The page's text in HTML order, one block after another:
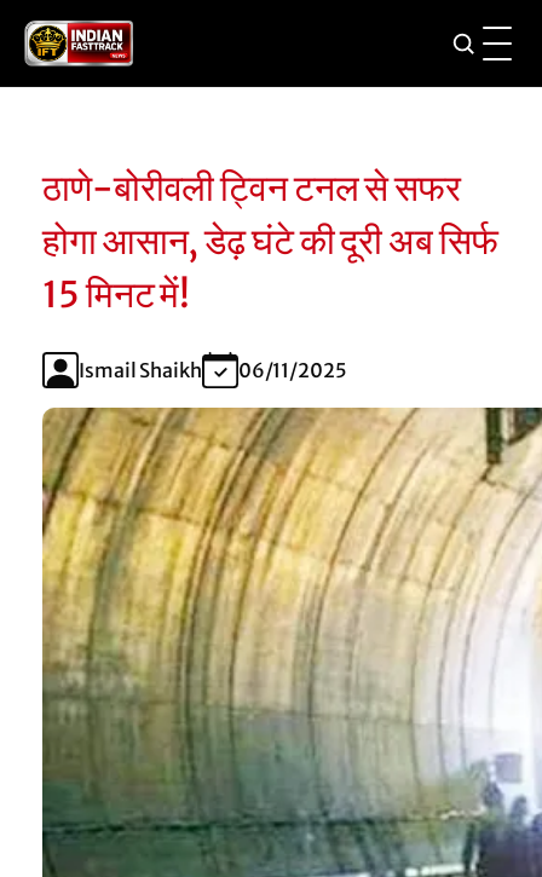
ठाणे-बोरीवली ट्विन टनल से सफर
होगा आसान, डेढ़ घंटे की दूरी अब सिर्फ
15 मिनट में!
Ismail Shaikh 06/11/2025